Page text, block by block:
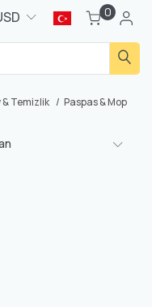
0
& Temizlik Paspas & Mop